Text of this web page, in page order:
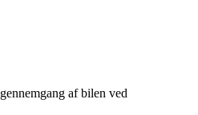
af bilen ved